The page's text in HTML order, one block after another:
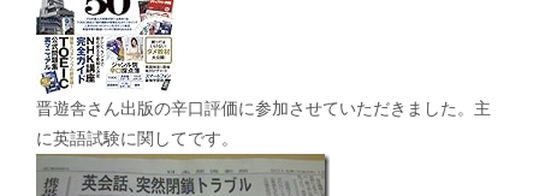
晋遊舎さん出版の辛口評価に参加させていただきました。主
に英語試験に関してです。